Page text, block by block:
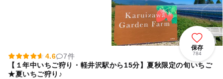
保存
784
4.6
7件
【１年中いちご狩り・軽井沢駅から15分】夏秋限定の旬いちご
★夏いちご狩り♪